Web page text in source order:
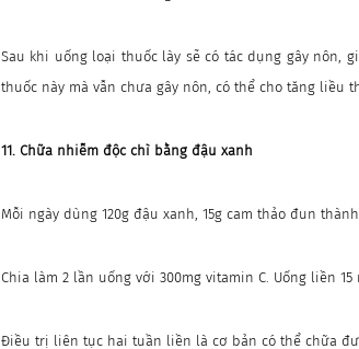
Sau khi uống loại thuốc lày sẽ có tác dụng gây nôn,
thuốc này mà vẫn chưa gây nôn, có thể cho tăng liều
11. Chữa nhiễm độc chì bằng đậu xanh
Mỗi ngày dùng 120g đậu xanh, 15g cam thảo đun
Chia làm 2 lần uống với 300mg vitamin C. Uống liền
Điều trị liên tục hai tuần liền là cơ bản có thể chữa